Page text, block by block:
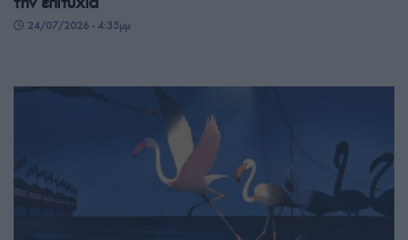
24/07/2026 - 4:35μμ